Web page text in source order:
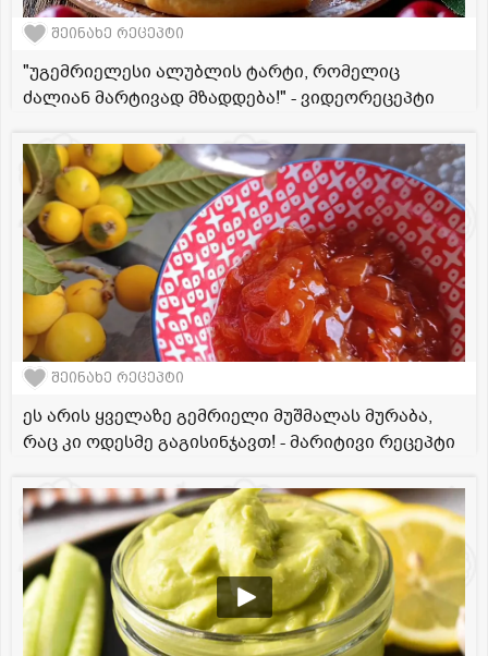
შეინახე რეცეპტი
"უგემრიელესი ალუბლის ტარტი, რომელიც
ძალიან მარტივად მზადდება!" - ვიდეორეცეპტი
შეინახე რეცეპტი
ეს არის ყველაზე გემრიელი მუშმალას მურაბა,
რაც კი ოდესმე გაგისინჯავთ! - მარიტივი რეცეპტი